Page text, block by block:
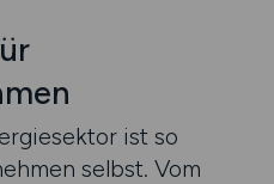
ist so
selbst. Vom